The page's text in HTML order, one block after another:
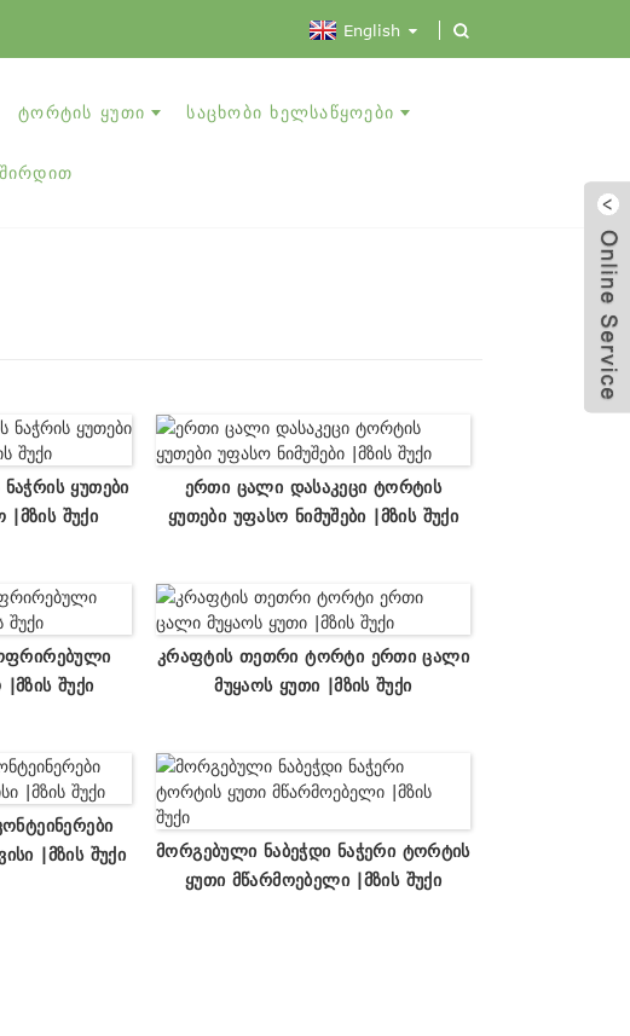
English
ᲢᲝᲠᲢᲘᲡ ᲧᲣᲗᲘ ᲡᲐᲪᲮᲝᲑᲘ ᲮᲔᲚᲡᲐᲬᲧᲝᲔᲑᲘ
Ყუთები
|მზის Შუქი
Ერთი Ცალი Დასაკეცი Ტორტის
Ყუთები Უფასო Ნიმუშები |მზის Შუქი
Შუქი
Კრაფტის Თეთრი Ტორტი Ერთი Ცალი
Მუყაოს Ყუთი |მზის Შუქი
|მზის Შუქი
Მორგებული Ნაბეჭდი Ნაჭერი Ტორტის
Ყუთი Მწარმოებელი |მზის Შუქი